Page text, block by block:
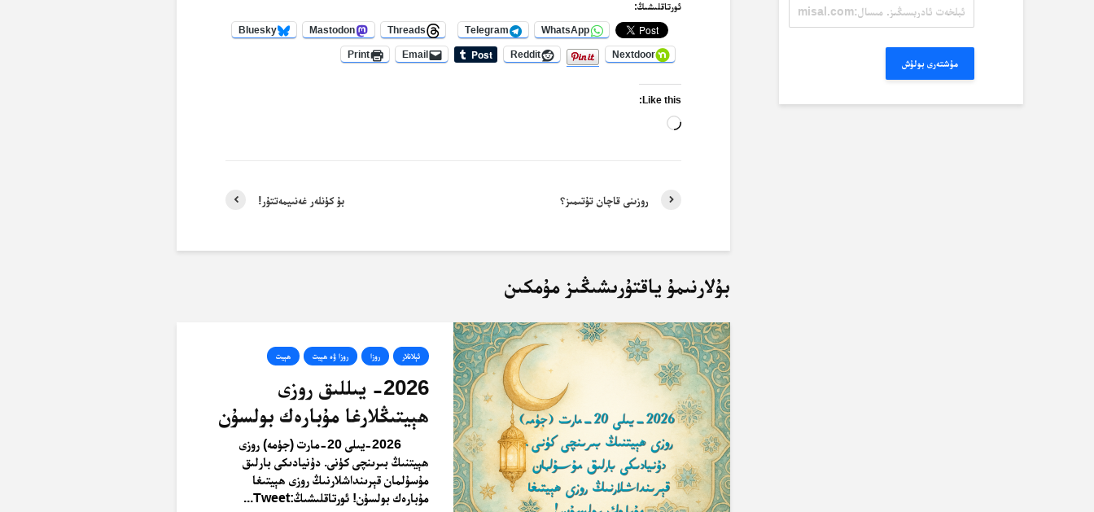
ئورتاقلىشىڭ:
WhatsApp
Telegram
Threads
Mastodon
Bluesky
Nextdoor
Reddit
Email
Print
Like this:
Loading…
بۇ كۈنلەر غەنىيمەتتۇر! روزىنى قاچان تۇتىمىز؟
بۇلارنىمۇ ياقتۇرىشىڭىز مۇمكىن
ئېلانلار روزا روزا ۋە ھېيت ھېيت
2026- يىللىق روزى
ھېيتىڭلارغا مۇبارەك بولسۇن
‫ 2026-يىلى 20-مارت (جۈمە) روزى
ھېيتنىڭ بىرىنچى كۈنى. دۇنيادىكى بارلىق
مۇسۇلمان قېرىنداشلارنىڭ روزى ھېيتىغا
مۇبارەك بولسۇن! ئورتاقلىشىڭ:Tweet...
ئادرېسىڭىز.
مۇشتەرى بولۇش